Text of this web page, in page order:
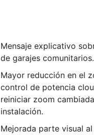
Mensaje explicativo
de garajes comunitarios.
Mayor reducción en el
control de potencia
reiniciar zoom
instalación.
Mejorada parte visual